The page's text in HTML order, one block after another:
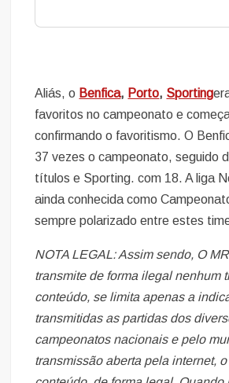
Aliás, o Benfica, Porto, Sporting
favoritos no campeonato e
confirmando o favoritismo. O
37 vezes o campeonato, seguido
títulos e Sporting. com 18. A liga
ainda conhecida como
sempre polarizado entre estes
NOTA LEGAL: Assim sendo, O
transmite de forma ilegal nenhum
conteúdo, se limita apenas a
transmitidas as partidas dos
campeonatos nacionais e pelo
transmissão aberta pela internet,